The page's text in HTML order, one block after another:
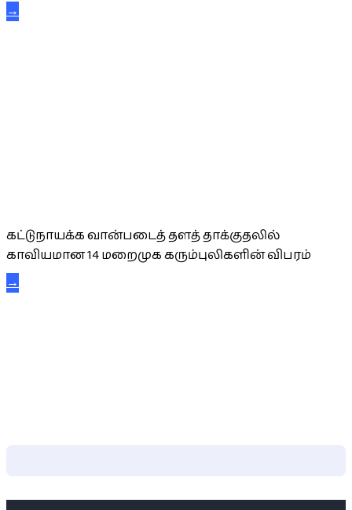
→
கட்டுநாயக்க வான்படைத் தளத் தாக்குதலில்
காவியமான 14 மறைமுக கரும்புலிகளின் விபரம்
→